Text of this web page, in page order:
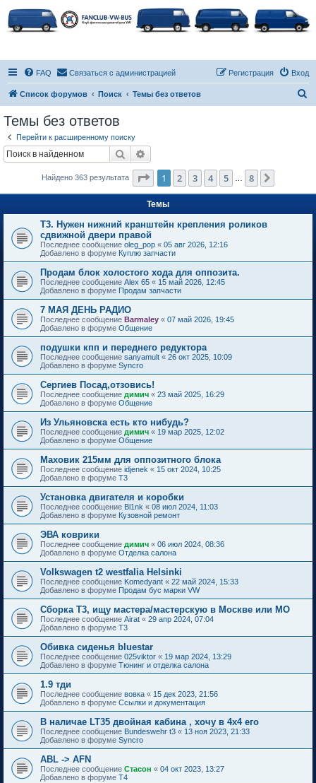
FAQ Связаться с администрацией Вход
Регистрация
Список форумов Поиск Темы без ответов
Темы без ответов
Перейти к расширенному поиску
Поиск
Найдено 363 результата Страница из
1 2 3 4 5 8
Темы
Т3. Нужен нижний кранштейн крепления роликов
сдвижной двери правой
Последнее сообщение oleg_pop « 05 авг 2026, 12:16
Добавлено в форуме Куплю запчасти
Продам блок холостого хода для оппозита.
Последнее сообщение Alex 65 « 15 май 2026, 12:45
Добавлено в форуме Продам запчасти
7 МАЯ ДЕНЬ РАДИО
Последнее сообщение Barmaley « 07 май 2026, 19:45
Добавлено в форуме Общение
подушки кпп и переднего редуктора
Последнее сообщение sanyamult « 26 окт 2025, 10:09
Добавлено в форуме Syncro
Сергиев Посад,отзовись!
Последнее сообщение димич « 23 май 2025, 16:29
Добавлено в форуме Общение
Из Ульяновска есть кто нибудь?
Последнее сообщение димич « 19 мар 2025, 12:02
Добавлено в форуме Общение
Маховик 215мм для оппозитного блока
Последнее сообщение idjenek « 15 окт 2024, 10:25
Добавлено в форуме T3
Установка двигателя и коробки
Последнее сообщение Bl1nk « 08 июл 2024, 11:03
Добавлено в форуме Кузовной ремонт
ЭВА коврики
Последнее сообщение димич « 06 июл 2024, 08:36
Добавлено в форуме Отделка салона
Volkswagen t2 westfalia Helsinki
Последнее сообщение Komedyant « 22 май 2024, 15:33
Добавлено в форуме Продам бус марки VW
Сборка Т3, ищу мастера/мастерскую в Москве или МО
Последнее сообщение Airat « 29 апр 2024, 07:04
Добавлено в форуме T3
Обивка сиденья bluestar
Последнее сообщение 025viktor « 19 мар 2024, 13:29
Добавлено в форуме Тюнинг и отделка салона
1.9 тди
Последнее сообщение вовка « 15 дек 2023, 21:56
Добавлено в форуме Ссылки и документация
В наличае LT35 двойная кабина , хочу в 4х4 его
Последнее сообщение Bundeswehr t3 « 13 ноя 2023, 21:33
Добавлено в форуме Syncro
ABL -> AFN
Последнее сообщение Стасон « 04 окт 2023, 13:27
Добавлено в форуме T4